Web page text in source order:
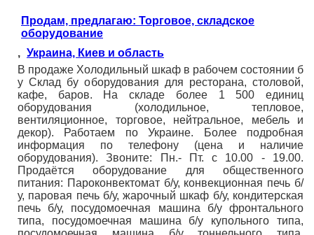
Продам, предлагаю: Торговое, складское
оборудование
, Украина, Киев и область
В продаже Холодильный шкаф в рабочем состоянии б
у Склад бу оборудования для ресторана, столовой,
кафе, баров. На складе более 1 500 единиц
оборудования (холодильное, тепловое,
вентиляционное, торговое, нейтральное, мебель и
декор). Работаем по Украине. Более подробная
информация по телефону (цена и наличие
оборудования). Звоните: Пн.- Пт. с 10.00 - 19.00.
Продаётся оборудование для общественного
питания: Пароконвектомат б/у, конвекционная печь б/
у, паровая печь б/у, жарочный шкаф б/у, кондитерская
печь б/у, посудомоечная машина б/у фронтального
типа, посудомоечная машина б/у купольного типа,